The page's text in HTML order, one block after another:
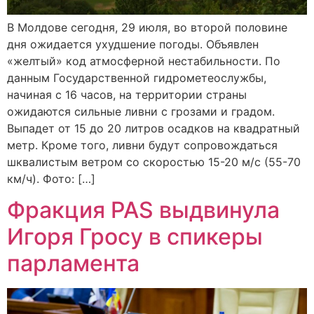
В Молдове сегодня, 29 июля, во второй половине
дня ожидается ухудшение погоды. Объявлен
«желтый» код атмосферной нестабильности. По
данным Государственной гидрометеослужбы,
начиная с 16 часов, на территории страны
ожидаются сильные ливни с грозами и градом.
Выпадет от 15 до 20 литров осадков на квадратный
метр. Кроме того, ливни будут сопровождаться
шквалистым ветром со скоростью 15-20 м/с (55-70
км/ч). Фото: […]
Фракция PAS выдвинула
Игоря Гросу в спикеры
парламента